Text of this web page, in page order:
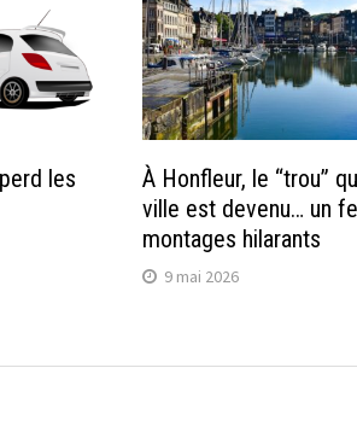
les
À Honfleur, le “trou”
ville est devenu… un
montages hilarants
9 mai 2026